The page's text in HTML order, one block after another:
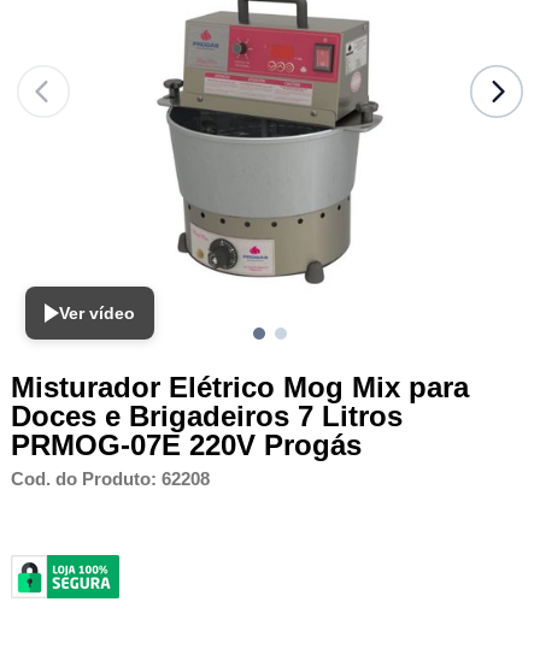
Ver vídeo
Misturador Elétrico Mog Mix para
Doces e Brigadeiros 7 Litros
PRMOG-07E 220V Progás
Cod. do Produto: 62208